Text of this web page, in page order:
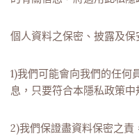
個人資料之保密、披露及保
1)我們可能會向我們的任何
息，只要符合本隱私政策中
2)我們保證盡資料保密之